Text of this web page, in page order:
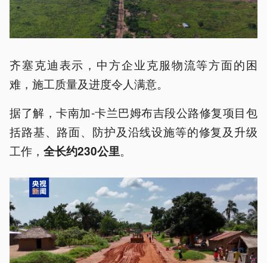
齐塞克迪表示，中方企业克服物流等方面的困
难，施工质量及进度令人满意。
据了解，卡南加-卡兰巴姆布吉段公路修复项目包
括路基、路面、防护及沿线设施等的修复及升级
工作， 全长约230公里。